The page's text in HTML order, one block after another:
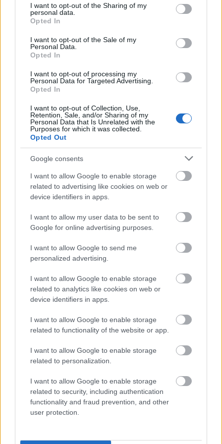
not limited to your visit or usage behaviour. You may click to
grant or deny consent to Google and its third-party tags to
use your data for below specified purposes in below Google
consent section.
I want to opt-out of the Sharing of my
personal data.
Opted In
I want to opt-out of the Sale of my
Personal Data.
Opted In
I want to opt-out of processing my
Personal Data for Targeted Advertising.
Opted In
I want to opt-out of Collection, Use,
Retention, Sale, and/or Sharing of my
Personal Data that Is Unrelated with the
Purposes for which it was collected.
Opted Out
Google consents
I want to allow Google to enable storage
related to advertising like cookies on web or
device identifiers in apps.
I want to allow my user data to be sent to
Google for online advertising purposes.
I want to allow Google to send me
personalized advertising.
I want to allow Google to enable storage
related to analytics like cookies on web or
device identifiers in apps.
I want to allow Google to enable storage
related to functionality of the website or app.
I want to allow Google to enable storage
related to personalization.
I want to allow Google to enable storage
related to security, including authentication
functionality and fraud prevention, and other
user protection.
A tagállamok jogrendszerükbe
szerepelők akkor is felelősséggel tartoznak,
vagy módosíthatnak szabályokat úgy, hogy
tartozzonak, ha bizonyítékkal szolgálnak arra
vonatkozóan, hogy
a termék forgalomba
időpontjában, vagy abban az időszakban,
amikor a termék a gyártó ellenőrzése alá
tartozott, a tudományos és műszaki ismeretek
objektív állása szerint a hiba nem volt
A fenti bekezdésben említett intézkedések:
meghatározott termékkategóriákra
közérdekű célok indokolják őket; és
arányosak abban a tekintetben, hogy
alkalmasak a kitűzött célok elérésének
biztosítására, és nem haladják meg az
említett célok eléréséhez szükséges mértéket.
Bővül az irányelvben szereplő "kár" fogalom
a következő
típusú károkra vonatkozik:
a) haláleset vagy személyi sérülés, beleértve a lelki
egészség orvosilag elismert sérülését is;
b) az alábbiak kivételével bármilyen javak
károsodása vagy megsemmisülése:
ii. olyan hibás alkotóelem által károsított termék,